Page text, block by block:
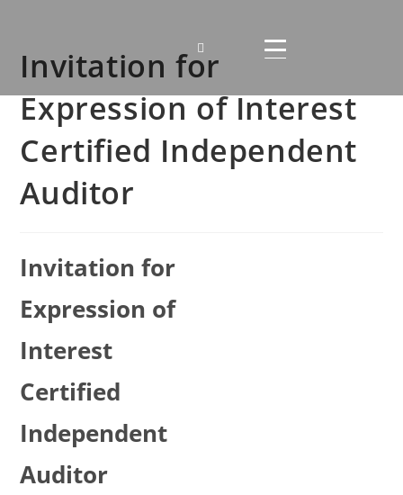
Invitation for
Expression of Interest
Certified Independent
Auditor
Invitation for
Expression of
Interest
Certified
Independent
Auditor